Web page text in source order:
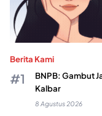
Berita Kami
BNPB: Gambut
Kalbar
8 Agustus 2026